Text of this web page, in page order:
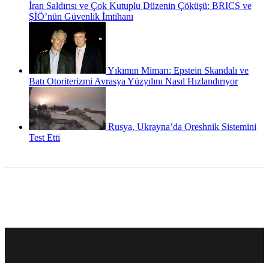
İran Saldırısı ve Çok Kutuplu Düzenin Çöküşü: BRICS ve
ŞİÖ’nün Güvenlik İmtihanı
Yıkımın Mimarı: Epstein Skandalı ve
Batı Otoriterizmi Avrasya Yüzyılını Nasıl Hızlandırıyor
Rusya, Ukrayna’da Oreshnik Sistemini
Test Etti